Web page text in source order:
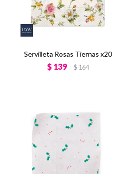
Servilleta Rosas Tiernas x20
$ 139 $164